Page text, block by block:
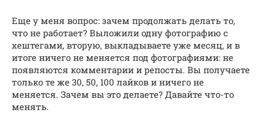
Еще у меня вопрос: зачем продолжать делать то,
что не работает? Выложили одну фотографию с
хештегами, вторую, выкладываете уже месяц, и в
итоге ничего не меняется под фотографиями: не
появляются комментарии и репосты. Вы получаете
только те же 30, 50, 100 лайков и ничего не
меняется. Зачем вы это делаете? Давайте что-то
менять.